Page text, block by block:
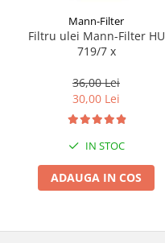
Mann-Filter
Filtru ulei Mann-Filter HU
719/7 x
36,00 Lei
30,00 Lei
IN STOC
ADAUGA IN COS